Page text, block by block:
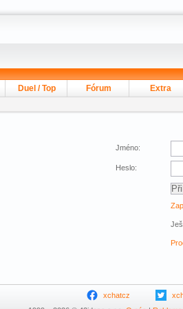
Duel / Top Fórum Extra
Jméno:
Heslo:
xchatcz